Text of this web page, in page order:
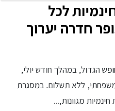
לכל
עופר חדרה יערוך
עשיר בתוכן
עם מגוון
הצגות,
תוכן
הגדול, במהלך חודש יולי,
משפחתי, ללא תשלום. במסגרת
חינמיות מגוונות,...